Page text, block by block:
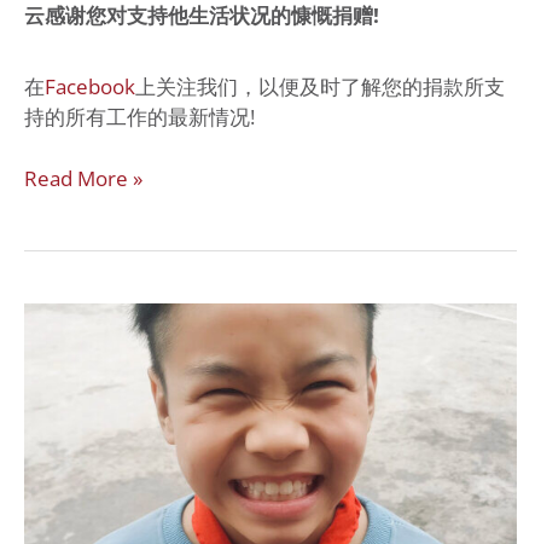
云感谢您对支持他生活状况的慷慨捐赠!
在Facebook上关注我们，以便及时了解您的捐款所支
持的所有工作的最新情况!
Read More »
健
快
乐
的
2023
年